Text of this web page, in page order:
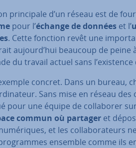
prin­ci­pale d’un réseau est de
pour l’échange de données et l’
. Cette fonction revêt une
aujourd’hui beaucoup de
du travail actuel sans l’existence
concret. Dans un bureau,
Sans mise en réseau
pour une équipe de col­la­bo­rer
commun où partager et
et les col­la­bo­ra­teurs
ensemble comme ils